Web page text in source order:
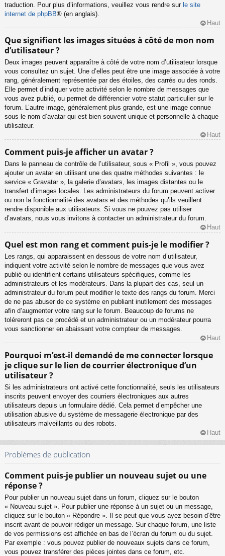
traduction. Pour plus d’informations, veuillez vous rendre sur le site
internet de phpBB® (en anglais).
Haut
Que signifient les images situées à côté de mon nom
d’utilisateur ?
Deux images peuvent apparaître à côté de votre nom d’utilisateur lorsque
vous consultez un sujet. Une d’elles peut être une image associée à votre
rang, généralement représentée par des étoiles, des carrés ou des ronds.
Elle permet d’indiquer votre activité selon le nombre de messages que
vous avez publié, ou permet de différencier votre statut particulier sur le
forum. L’autre image, généralement plus grande, est une image connue
sous le nom d’avatar qui est bien souvent unique et personnelle à chaque
utilisateur.
Haut
Comment puis-je afficher un avatar ?
Dans le panneau de contrôle de l’utilisateur, sous « Profil », vous pouvez
ajouter un avatar en utilisant une des quatre méthodes suivantes : le
service « Gravatar », la galerie d’avatars, les images distantes ou le
transfert d’images locales. Les administrateurs du forum peuvent activer
ou non la fonctionnalité des avatars et des méthodes qu’ils veuillent
rendre disponible aux utilisateurs. Si vous ne pouvez pas utiliser
d’avatars, nous vous invitons à contacter un administrateur du forum.
Haut
Quel est mon rang et comment puis-je le modifier ?
Les rangs, qui apparaissent en dessous de votre nom d’utilisateur,
indiquent votre activité selon le nombre de messages que vous avez
publié ou identifient certains utilisateurs spécifiques, comme les
administrateurs et les modérateurs. Dans la plupart des cas, seul un
administrateur du forum peut modifier le texte des rangs du forum. Merci
de ne pas abuser de ce système en publiant inutilement des messages
afin d’augmenter votre rang sur le forum. Beaucoup de forums ne
toléreront pas ce procédé et un administrateur ou un modérateur pourra
vous sanctionner en abaissant votre compteur de messages.
Haut
Pourquoi m’est-il demandé de me connecter lorsque
je clique sur le lien de courrier électronique d’un
utilisateur ?
Si les administrateurs ont activé cette fonctionnalité, seuls les utilisateurs
inscrits peuvent envoyer des courriers électroniques aux autres
utilisateurs depuis un formulaire dédié. Cela permet d’empêcher une
utilisation abusive du système de messagerie électronique par des
utilisateurs malveillants ou des robots.
Haut
Problèmes de publication
Comment puis-je publier un nouveau sujet ou une
réponse ?
Pour publier un nouveau sujet dans un forum, cliquez sur le bouton
« Nouveau sujet ». Pour publier une réponse à un sujet ou un message,
cliquez sur le bouton « Répondre ». Il se peut que vous ayez besoin d’être
inscrit avant de pouvoir rédiger un message. Sur chaque forum, une liste
de vos permissions est affichée en bas de l’écran du forum ou du sujet.
Par exemple : vous pouvez publier de nouveaux sujets dans ce forum,
vous pouvez transférer des pièces jointes dans ce forum, etc.